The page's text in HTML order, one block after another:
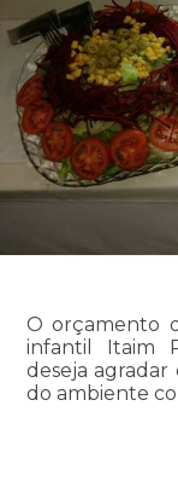
O orçamento
infantil Itaim
deseja
do ambiente